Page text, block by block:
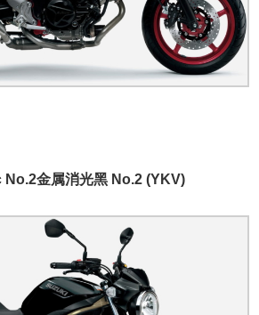
金属消光黑 No.2 (YKV)